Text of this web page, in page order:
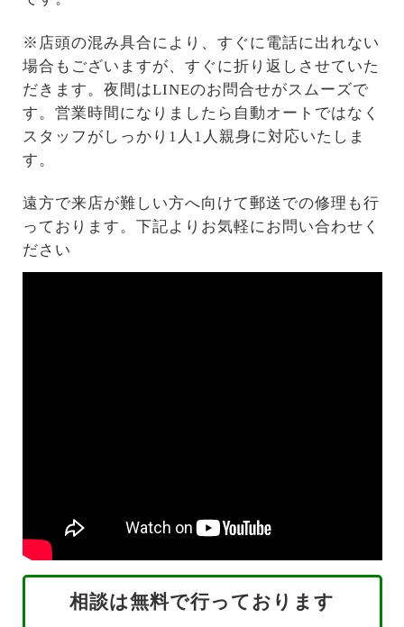
※店頭の混み具合により、すぐに電話に出れない
場合もございますが、すぐに折り返しさせていた
だきます。夜間はLINEのお問合せがスムーズで
す。営業時間になりましたら自動オートではなく
スタッフがしっかり1人1人親身に対応いたしま
す。
遠方で来店が難しい方へ向けて郵送での修理も行
っております。下記よりお気軽にお問い合わせく
ださい
相談は無料で行っております